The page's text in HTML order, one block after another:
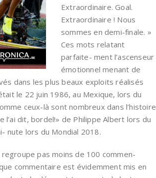
Extraordinaire. Goal.
Extraordinaire ! Nous
sommes en demi-finale. »
Ces mots relatant
parfaite- ment l’ascenseur
émotionnel menant de
dans les plus beaux exploits réalisés
le 22 juin 1986, au Mexique, lors du
ceux-là sont nombreux dans l’histoire
dit, bordel!» de Philippe Albert lors du
nute lors du Mondial 2018.
pas moins de 100 commen-
commentaire est évidemment mis en